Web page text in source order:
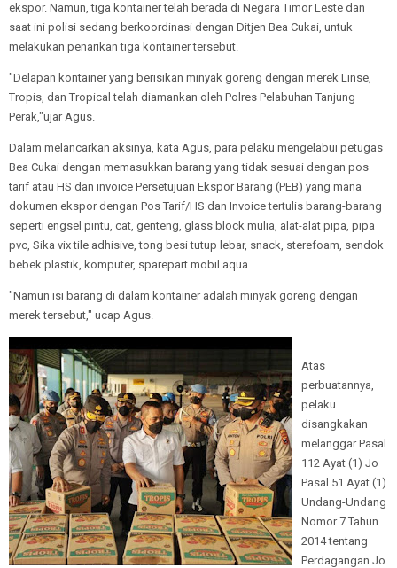
ekspor. Namun, tiga kontainer telah berada di Negara Timor Leste dan
saat ini polisi sedang berkoordinasi dengan Ditjen Bea Cukai, untuk
melakukan penarikan tiga kontainer tersebut.
"Delapan kontainer yang berisikan minyak goreng dengan merek Linse,
Tropis, dan Tropical telah diamankan oleh Polres Pelabuhan Tanjung
Perak,"ujar Agus.
Dalam melancarkan aksinya, kata Agus, para pelaku mengelabui petugas
Bea Cukai dengan memasukkan barang yang tidak sesuai dengan pos
tarif atau HS dan invoice Persetujuan Ekspor Barang (PEB) yang mana
dokumen ekspor dengan Pos Tarif/HS dan Invoice tertulis barang-barang
seperti engsel pintu, cat, genteng, glass block mulia, alat-alat pipa, pipa
pvc, Sika vix tile adhisive, tong besi tutup lebar, snack, sterefoam, sendok
bebek plastik, komputer, sparepart mobil aqua.
"Namun isi barang di dalam kontainer adalah minyak goreng dengan
merek tersebut," ucap Agus.
Atas
perbuatannya,
pelaku
disangkakan
melanggar Pasal
112 Ayat (1) Jo
Pasal 51 Ayat (1)
Undang-Undang
Nomor 7 Tahun
2014 tentang
Perdagangan Jo